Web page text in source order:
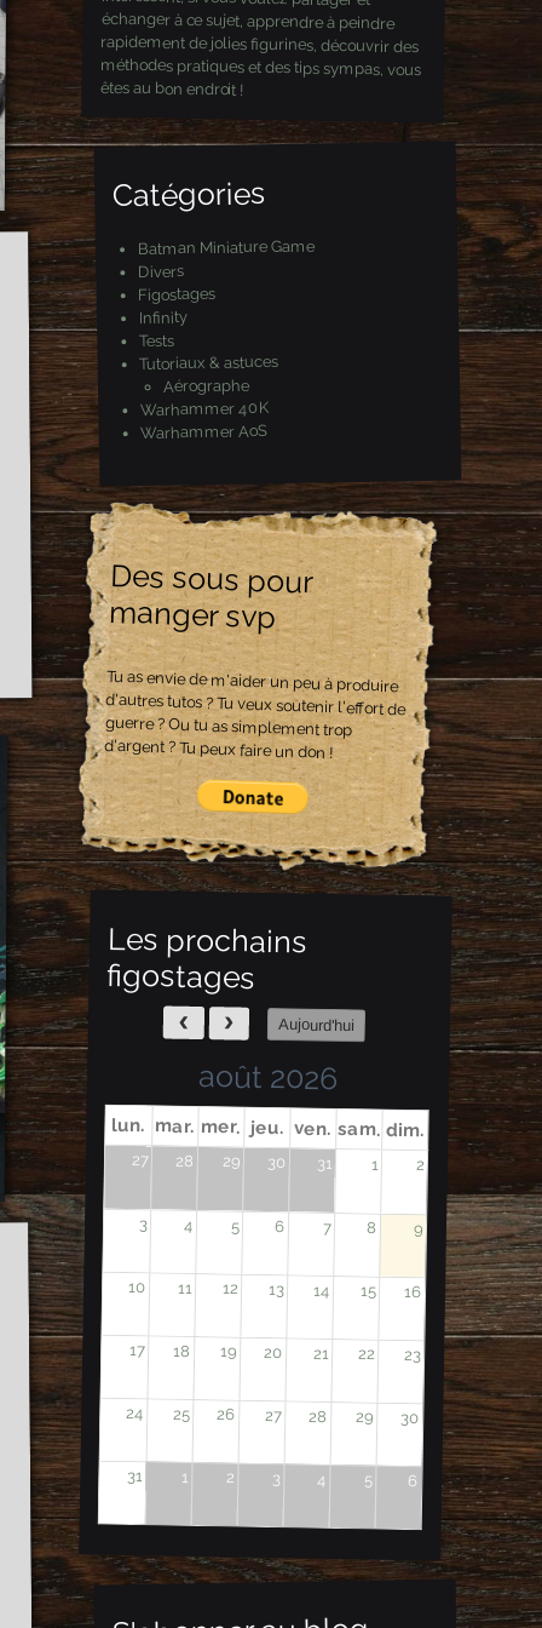
êtes au bon endroit !
Catégories
Batman Miniature Game
Divers
Figostages
Infinity
Tests
Tutoriaux & astuces
Aérographe
Warhammer 40K
Warhammer AoS
Des sous pour
manger svp
Tu as envie de m'aider un peu à produire
d'autres tutos ? Tu veux soutenir l'effort de
guerre ? Ou tu as simplement trop
d'argent ? Tu peux faire un don !
Les prochains
figostages
Aujourd'hui
août 2026
lun. mar. mer. jeu. ven. sam. dim.
27 28 29 30 31 1 2
3 4 5 6 7 8 9
10 11 12 13 14 15 16
17 18 19 20 21 22 23
24 25 26 27 28 29 30
31 1 2 3 4 5 6